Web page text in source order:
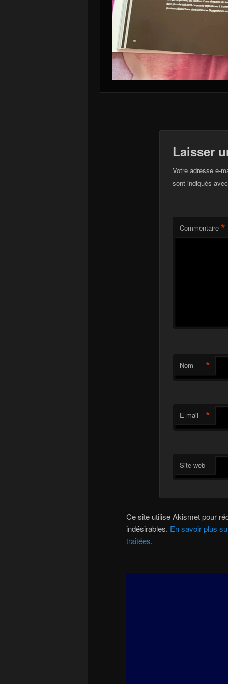
Laisser
Votre adresse e-
sont indiqués avec
Commentaire *
Nom *
E-mail *
Site web
Ce site utilise Akismet pour
indésirables. En savoir plus
traitées.